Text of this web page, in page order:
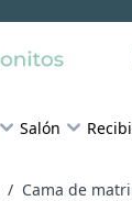
Salón
/ Cama de